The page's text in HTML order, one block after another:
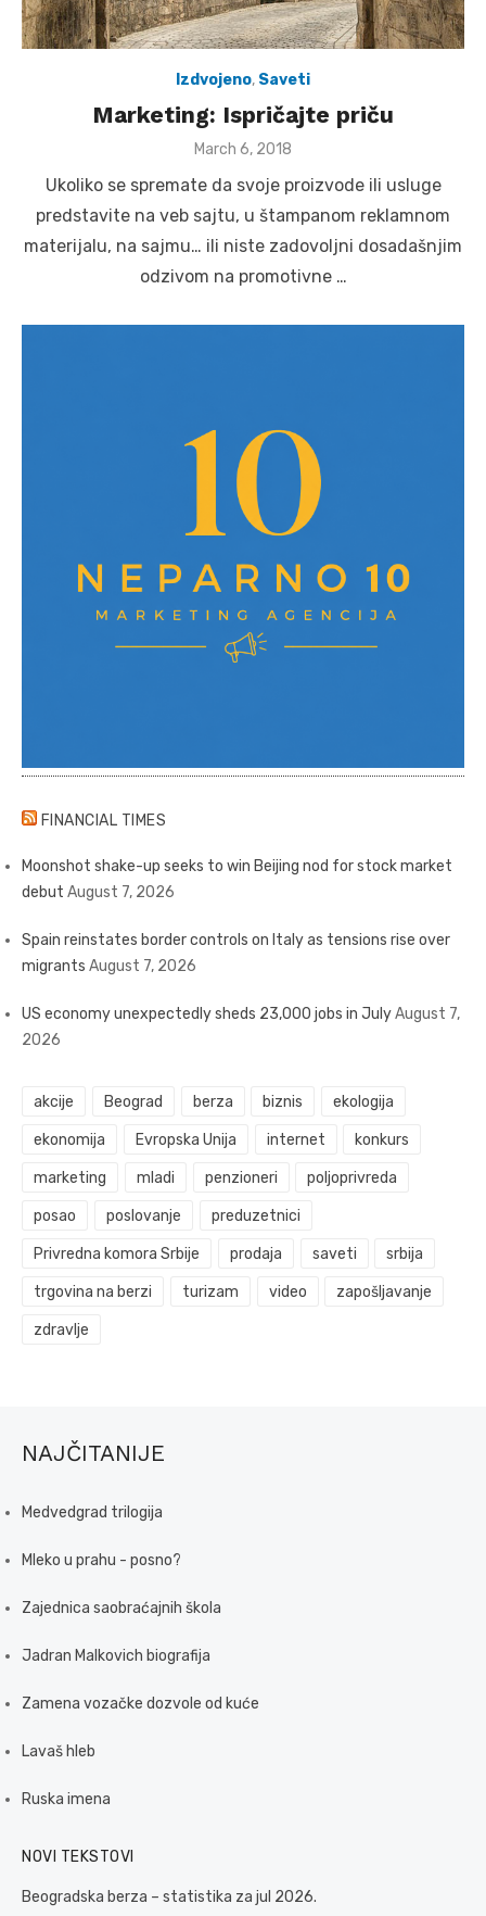
Izdvojeno, Saveti
Marketing: Ispričajte priču
Posted
March 6, 2018
Ukoliko se spremate da svoje proizvode ili usluge
predstavite na veb sajtu, u štampanom reklamnom
materijalu, na sajmu… ili niste zadovoljni dosadašnjim
odzivom na promotivne …
FINANCIAL TIMES
Moonshot shake-up seeks to win Beijing nod for stock market
debut August 7, 2026
Spain reinstates border controls on Italy as tensions rise over
migrants August 7, 2026
US economy unexpectedly sheds 23,000 jobs in JulyAugust 7,
2026
akcije Beograd berza biznis ekologija
ekonomija Evropska Unija internet konkurs
marketing mladi penzioneri poljoprivreda
posao poslovanje preduzetnici
Privredna komora Srbije prodaja saveti srbija
trgovina na berzi turizam video zapošljavanje
zdravlje
NAJČITANIJE
Medvedgrad trilogija
Mleko u prahu - posno?
Zajednica saobraćajnih škola
Jadran Malkovich biografija
Zamena vozačke dozvole od kuće
Lavaš hleb
Ruska imena
NOVI TEKSTOVI
Beogradska berza – statistika za jul 2026.